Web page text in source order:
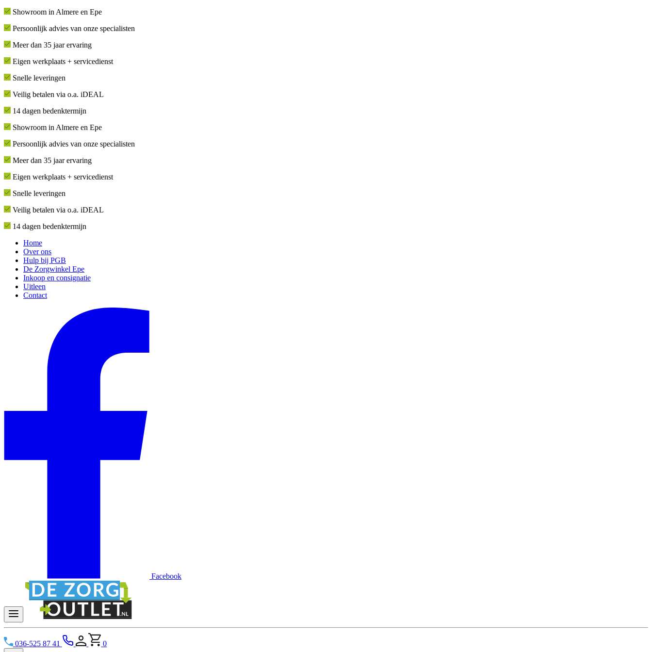
Showroom in Almere en Epe
Persoonlijk advies van onze specialisten
Meer dan 35 jaar ervaring
Eigen werkplaats + servicedienst
Snelle leveringen
Veilig betalen via o.a. iDEAL
14 dagen bedenktermijn
Showroom in Almere en Epe
Persoonlijk advies van onze specialisten
Meer dan 35 jaar ervaring
Eigen werkplaats + servicedienst
Snelle leveringen
Veilig betalen via o.a. iDEAL
14 dagen bedenktermijn
Home
Over ons
Hulp bij PGB
De Zorgwinkel Epe
Inkoop en consignatie
Uitleen
Contact
Facebook
036-525 87 41 0